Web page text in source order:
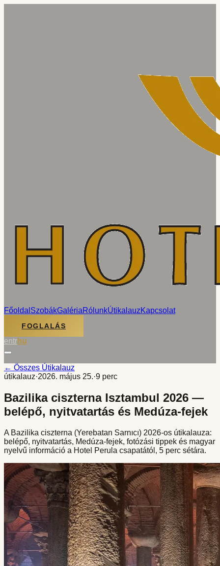
Főoldal SzobákGalériaRólunkÚtikalauzKapcsolat
FOGLALÁS
entrhu
← Összes Útikalauz
útikalauz·2026. május 25.·9 perc
Bazilika ciszterna Isztambul 2026 —
belépő, nyitvatartás és Medúza-fejek
A Bazilika ciszterna (Yerebatan Sarnıcı) 2026-os útikalauza:
belépő, nyitvatartás, Medúza-fejek, fotózási tippek és magyar
nyelvű információ a Hotel Perula csapatától, 5 perc sétára.